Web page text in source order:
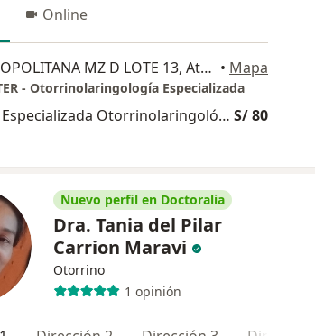
Online
AV. METROPOLITANA MZ D LOTE 13, Ate Vitarte • Mapa
- Otorrinolaringología Especializada
Consulta Especializada Otorrinolaringológica S/ 80
Nuevo perfil en Doctoralia
Dra. Tania del Pilar
Carrion Maravi
Otorrino
1 opinión